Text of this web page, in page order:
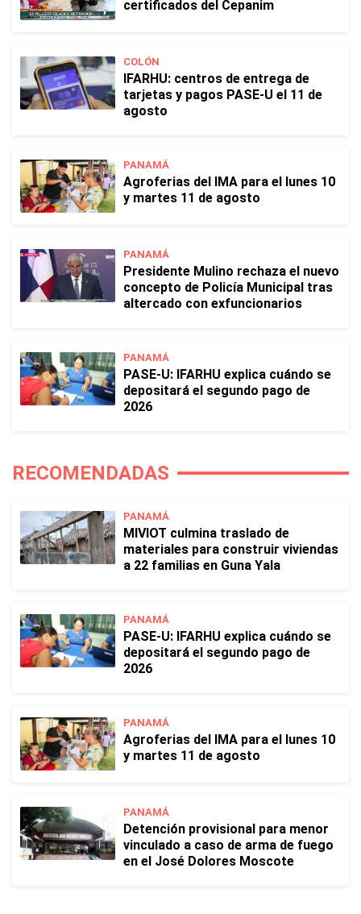
certificados del Cepanim
COLÓN
IFARHU: centros de entrega de
tarjetas y pagos PASE-U el 11 de
agosto
PANAMÁ
Agroferias del IMA para el lunes 10
y martes 11 de agosto
PANAMÁ
Presidente Mulino rechaza el nuevo
concepto de Policía Municipal tras
altercado con exfuncionarios
PANAMÁ
PASE-U: IFARHU explica cuándo se
depositará el segundo pago de
2026
RECOMENDADAS
PANAMÁ
MIVIOT culmina traslado de
materiales para construir viviendas
a 22 familias en Guna Yala
PANAMÁ
PASE-U: IFARHU explica cuándo se
depositará el segundo pago de
2026
PANAMÁ
Agroferias del IMA para el lunes 10
y martes 11 de agosto
PANAMÁ
Detención provisional para menor
vinculado a caso de arma de fuego
en el José Dolores Moscote